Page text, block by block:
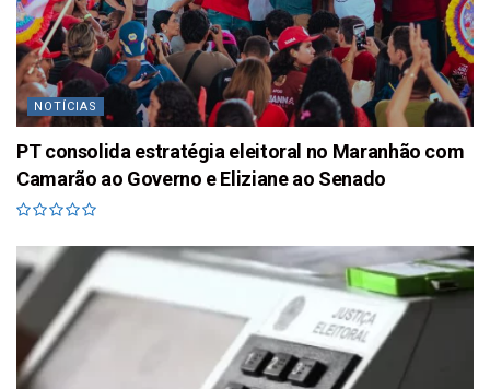
NOTÍCIAS
PT consolida estratégia eleitoral no Maranhão com
Camarão ao Governo e Eliziane ao Senado